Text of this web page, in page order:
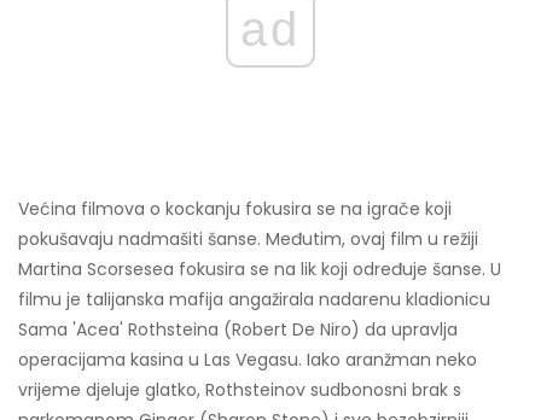
ad
Većina filmova o kockanju fokusira se na igrače koji
pokušavaju nadmašiti šanse. Međutim, ovaj film u režiji
Martina Scorsesea fokusira se na lik koji određuje šanse. U
filmu je talijanska mafija angažirala nadarenu kladionicu
Sama 'Acea' Rothsteina (Robert De Niro) da upravlja
operacijama kasina u Las Vegasu. Iako aranžman neko
vrijeme djeluje glatko, Rothsteinov sudbonosni brak s